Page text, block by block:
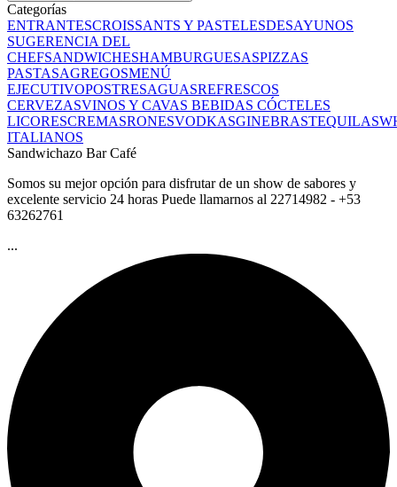
Categorías
ENTRANTESCROISSANTS Y PASTELESDESAYUNOS
SUGERENCIA DEL
CHEFSANDWICHESHAMBURGUESASPIZZAS
PASTASAGREGOSMENÚ
EJECUTIVOPOSTRESAGUASREFRESCOS
CERVEZASVINOS Y CAVAS BEBIDAS CÓCTELES
LICORESCREMASRONESVODKASGINEBRASTEQUILAS
ITALIANOS
Sandwichazo Bar Café
Somos su mejor opción para disfrutar de un show de sabores y
excelente servicio 24 horas Puede llamarnos al 22714982 - +53
63262761
...